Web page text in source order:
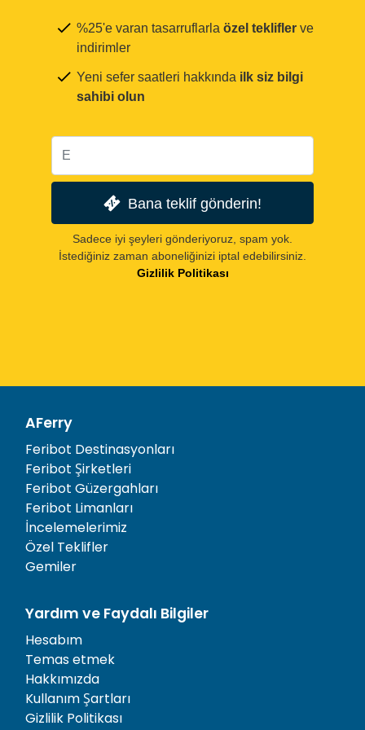
%25'e varan tasarruflarla özel teklifler ve
indirimler
Yeni sefer saatleri hakkında ilk siz bilgi
sahibi olun
Bana teklif gönderin!
Sadece iyi şeyleri gönderiyoruz, spam yok.
İstediğiniz zaman aboneliğinizi iptal edebilirsiniz.
Gizlilik Politikası
AFerry
Feribot Destinasyonları
Feribot Şirketleri
Feribot Güzergahları
Feribot Limanları
İncelemelerimiz
Özel Teklifler
Gemiler
Yardım ve Faydalı Bilgiler
Hesabım
Temas etmek
Hakkımızda
Kullanım Şartları
Gizlilik Politikası